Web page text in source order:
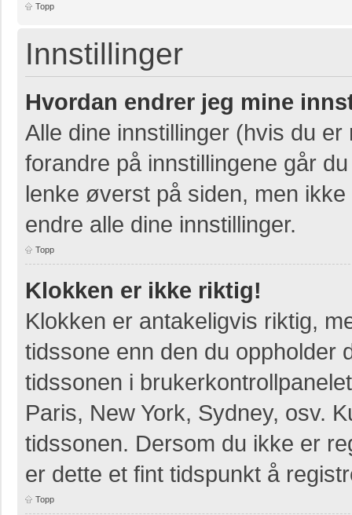
Topp
Innstillinger
Hvordan endrer jeg mine
Alle dine innstillinger (hvis du
forandre på innstillingene går
lenke øverst på siden, men
endre alle dine innstillinger.
Topp
Klokken er ikke riktig!
Klokken er antakeligvis riktig,
tidssone enn den du oppholder
tidssonen i
Paris, New York, Sydney, osv.
tidssonen. Dersom du ikke er
er dette et fint tidspunkt å
Topp